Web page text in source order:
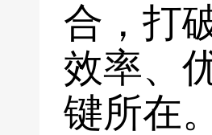
合，打
效率、
键所在。